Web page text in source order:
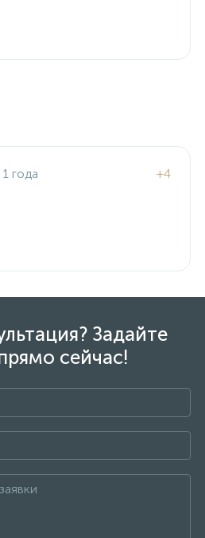
года
+4
Задайте
сейчас!